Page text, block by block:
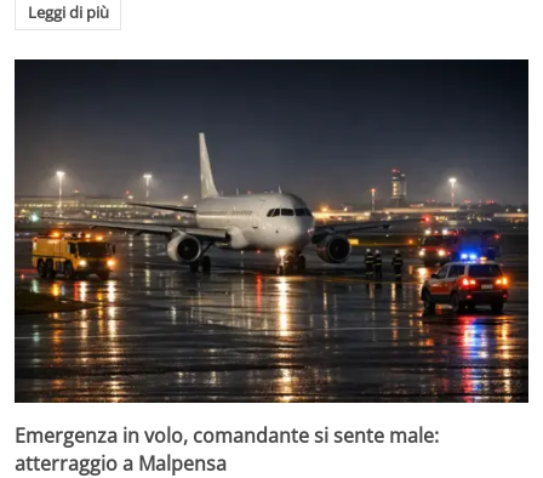
Leggi di più
Emergenza in volo, comandante si sente male:
atterraggio a Malpensa